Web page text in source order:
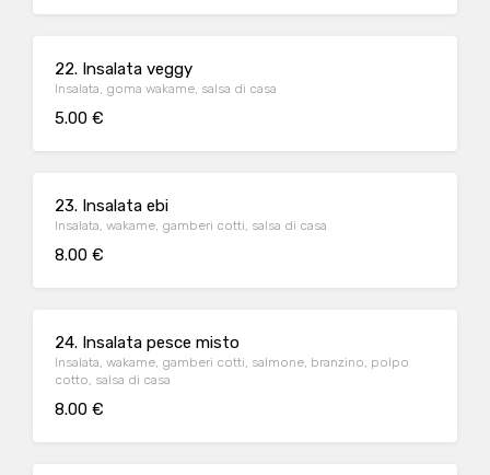
22. Insalata veggy
Insalata, goma wakame, salsa di casa
5.00 €
23. Insalata ebi
Insalata, wakame, gamberi cotti, salsa di casa
8.00 €
24. Insalata pesce misto
Insalata, wakame, gamberi cotti, salmone, branzino, polpo
cotto, salsa di casa
8.00 €